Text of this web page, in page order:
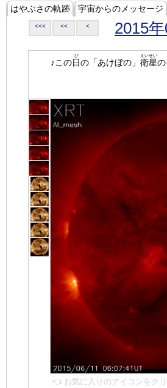
はやぶさの軌跡 宇宙からのメッセージ
<<< << < 2015年
♪この日
ひ
の「あけぼの」 衛星
えいせい
👈 お気に入りのアイコンをクリ